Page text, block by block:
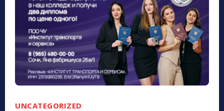
UNCATEGORIZED